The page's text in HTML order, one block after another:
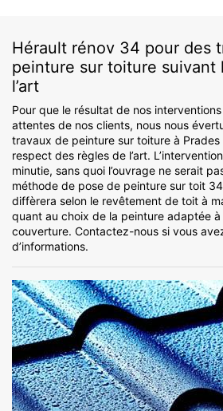
Hérault rénov 34 pour des
peinture sur toiture suivant
l’art
Pour que le résultat de nos
attentes de nos clients, nous nous
travaux de peinture sur toiture à
respect des règles de l’art.
minutie, sans quoi l’ouvrage ne serait
méthode de pose de peinture sur toit
diffèrera selon le revêtement de toit à
quant au choix de la peinture adaptée
couverture. Contactez-nous si vous
d’informations.